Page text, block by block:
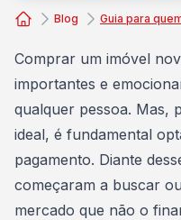
Blog
Comprar um imóvel
importantes e
qualquer pessoa. Mas,
ideal, é fundamental
pagamento. Diante
começaram a buscar
mercado que não o